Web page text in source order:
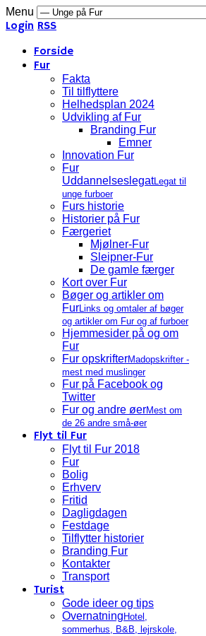
Menu
Login RSS
Forside
Fur
Fakta
Til tilflyttere
Helhedsplan 2024
Udvikling af Fur
Branding Fur
Emner
Innovation Fur
Fur
UddannelseslegatLegat til
unge furboer
Furs historie
Historier på Fur
Færgeriet
Mjølner-Fur
Sleipner-Fur
De gamle færger
Kort over Fur
Bøger og artikler om
FurLinks og omtaler af bøger
og artikler om Fur og af furboer
Hjemmesider på og om
Fur
Fur opskrifterMadopskrifter -
mest med muslinger
Fur på Facebook og
Twitter
Fur og andre øerMest om
de 26 andre små-øer
Flyt til Fur
Flyt til Fur 2018
Fur
Bolig
Erhverv
Fritid
Dagligdagen
Festdage
Tilflytter historier
Branding Fur
Kontakter
Transport
Turist
Gode ideer og tips
Overnatning Hotel,
sommerhus, B&B, lejrskole,